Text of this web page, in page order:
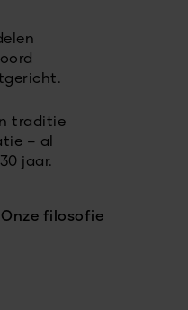
traditie
– al
jaar.
Onze filosofie